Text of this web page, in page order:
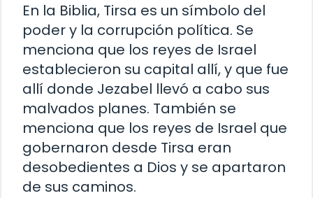
En la Biblia, Tirsa es un símbolo del
poder y la corrupción política. Se
menciona que los reyes de Israel
establecieron su capital allí, y que fue
allí donde Jezabel llevó a cabo sus
malvados planes. También se
menciona que los reyes de Israel que
gobernaron desde Tirsa eran
desobedientes a Dios y se apartaron
de sus caminos.